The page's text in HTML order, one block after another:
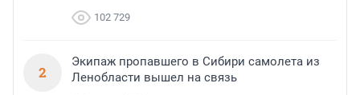
102 729
2
Экипаж пропавшего в Сибири самолета из
Ленобласти вышел на связь